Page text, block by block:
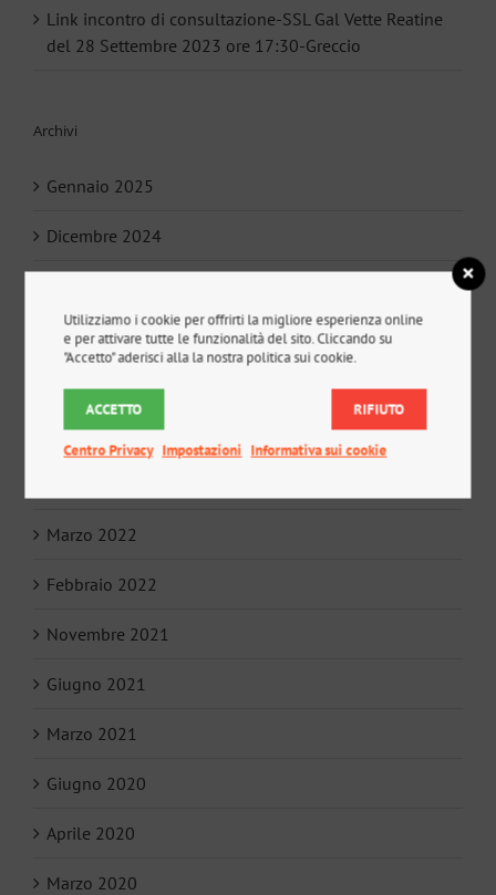
Link incontro di consultazione-SSL Gal Vette Reatine
del 28 Settembre 2023 ore 17:30-Greccio
Archivi
Gennaio 2025
Dicembre 2024
Settembre 2023
Maggio 2023
Dicembre 2022
Marzo 2022
Febbraio 2022
Novembre 2021
Giugno 2021
Marzo 2021
Giugno 2020
Aprile 2020
Marzo 2020
Utilizziamo i cookie per offrirti la migliore esperienza online
e per attivare tutte le funzionalità del sito. Cliccando su
"Accetto" aderisci alla la nostra politica sui cookie.
ACCETTO RIFIUTO
Centro Privacy Impostazioni Informativa sui cookie